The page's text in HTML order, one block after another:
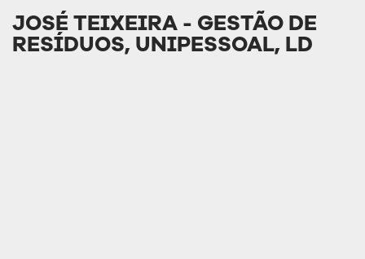
JOSÉ TEIXEIRA - GESTÃO DE
RESÍDUOS, UNIPESSOAL, LD